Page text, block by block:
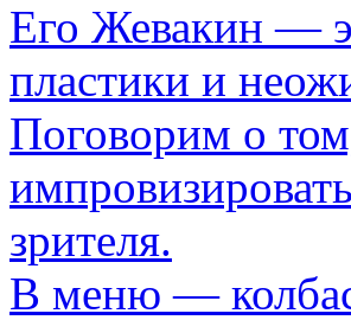
Его Жевакин —
пластики и
Поговорим о
зрителя.
В меню —